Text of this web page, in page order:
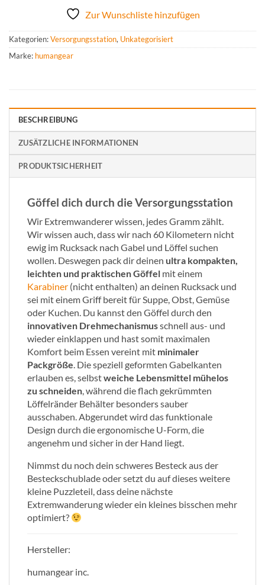
Zur Wunschliste hinzufügen
Kategorien:Versorgungsstation, Unkategorisiert
Marke: humangear
BESCHREIBUNG
ZUSÄTZLICHE INFORMATIONEN
PRODUKTSICHERHEIT
Göffel dich durch die Versorgungsstation
Wir Extremwanderer wissen, jedes Gramm zählt.
Wir wissen auch, dass wir nach 60 Kilometern nicht
ewig im Rucksack nach Gabel und Löffel suchen
wollen. Deswegen pack dir deinen ultra kompakten,
leichten und praktischen Göffel mit einem
Karabiner (nicht enthalten) an deinen Rucksack und
sei mit einem Griff bereit für Suppe, Obst, Gemüse
oder Kuchen. Du kannst den Göffel durch den
innovativen Drehmechanismusschnell aus- und
wieder einklappen und hast somit maximalen
Komfort beim Essen vereint mit minimaler
Packgröße. Die speziell geformten Gabelkanten
erlauben es, selbstweiche Lebensmittel mühelos
zu schneiden, während die flach gekrümmten
Löffelränder Behälter besonders sauber
ausschaben. Abgerundet wird das funktionale
Design durch die ergonomische U-Form, die
angenehm und sicher in der Hand liegt.
Nimmst du noch dein schweres Besteck aus der
Besteckschublade oder setzt du auf dieses weitere
kleine Puzzleteil, dass deine nächste
Extremwanderung wieder ein kleines bisschen mehr
optimiert?
Hersteller:
humangear inc.